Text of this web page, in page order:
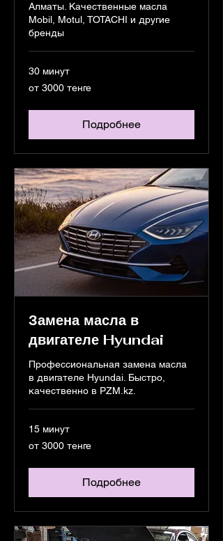
Алматы. Качественные масла
Mobil, Motul, TOTACHI и другие
бренды
30 минут
3000
от 3000 тенге
Подробнее
Замена масла в
двигателе Hyundai
Профессиональная замена масла
в двигателе Hyundai. Быстро,
качественно в PZM.kz.
15 минут
3000
от 3000 тенге
Подробнее